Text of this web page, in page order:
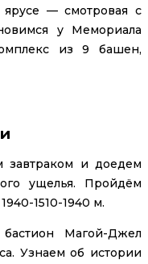
— смотровая с
у Мемориала
из 9 башен,
завтраком и доедем
ущелья. Пройдём
1510-1940 м.
Магой-Джел
Узнаем об истории